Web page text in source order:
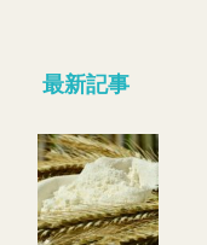
最新記事